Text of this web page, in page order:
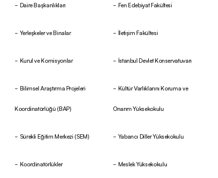
Daire Başkanlıkları
Yerleşkeler ve Binalar
Kurul ve Komisyonlar
Bilimsel Araştırma Projeleri
Koordinatörlüğü (BAP)
Sürekli Eğitim Merkezi (SEM)
Koordinatörlükler
Fen Edebiyat Fakültesi
İletişim Fakültesi
İstanbul Devlet Konservatuvarı
Kültür Varlıklarını Koruma ve
Onarım Yüksekokulu
Yabancı Diller Yüksekokulu
Meslek Yüksekokulu